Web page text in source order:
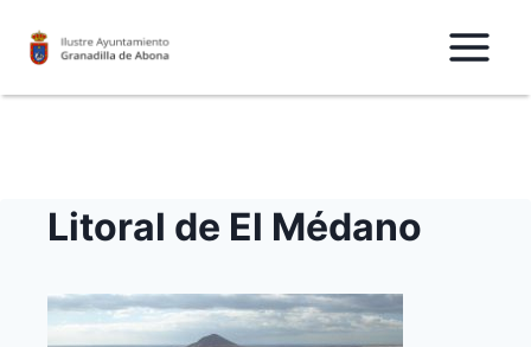
Litoral de El Médano